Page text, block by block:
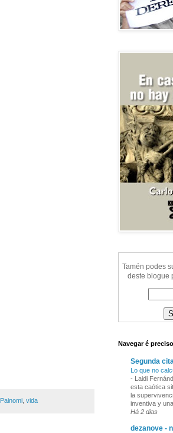
Painomi, vida
Tamén podes
deste blogue
Navegar é
Segunda
Lo que no
- Laidi
esta caótica
la
inventiva y
Há 2 dias
dezanove -